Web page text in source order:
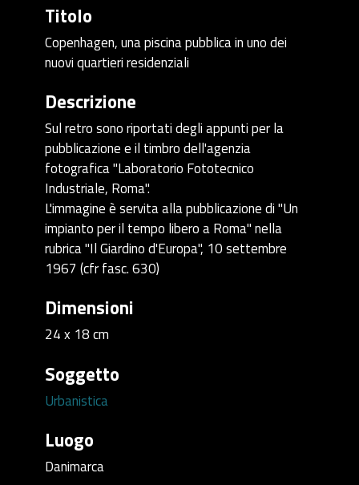
Titolo
Copenhagen, una piscina pubblica in uno dei
nuovi quartieri residenziali
Descrizione
Sul retro sono riportati degli appunti per la
pubblicazione e il timbro dell'agenzia
fotografica "Laboratorio Fototecnico
Industriale, Roma".
L'immagine è servita alla pubblicazione di "Un
impianto per il tempo libero a Roma" nella
rubrica "Il Giardino d'Europa", 10 settembre
1967 (cfr fasc. 630)
Dimensioni
24 x 18 cm
Soggetto
Urbanistica
Luogo
Danimarca